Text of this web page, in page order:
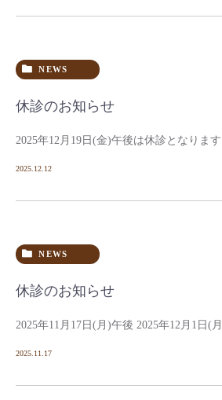
NEWS
休診のお知らせ
2025年12月19日(金)午後は休診となります
2025.12.12
NEWS
休診のお知らせ
2025年11月17日(月)午後 2025年12月1日(
2025.11.17